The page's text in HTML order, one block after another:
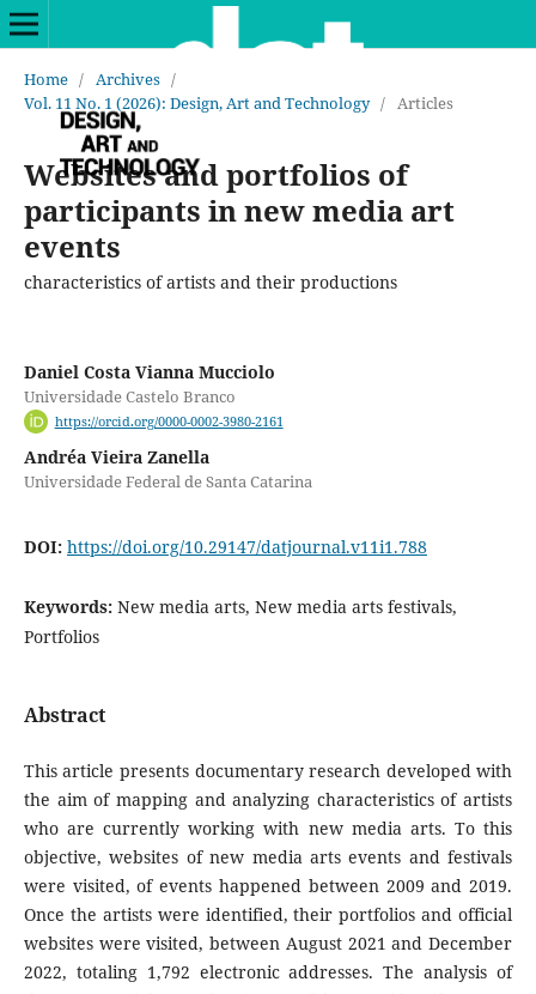
Home / Archives /
Vol. 11 No. 1 (2026): Design, Art and Technology / Articles
Websites and portfolios of
participants in new media art
events
characteristics of artists and their productions
Daniel Costa Vianna Mucciolo
Universidade Castelo Branco
https://orcid.org/0000-0002-3980-2161
Andréa Vieira Zanella
Universidade Federal de Santa Catarina
DOI: https://doi.org/10.29147/datjournal.v11i1.788
Keywords: New media arts, New media arts festivals,
Portfolios
Abstract
This article presents documentary research developed with
the aim of mapping and analyzing characteristics of artists
who are currently working with new media arts. To this
objective, websites of new media arts events and festivals
were visited, of events happened between 2009 and 2019.
Once the artists were identified, their portfolios and official
websites were visited, between August 2021 and December
2022, totaling 1,792 electronic addresses. The analysis of